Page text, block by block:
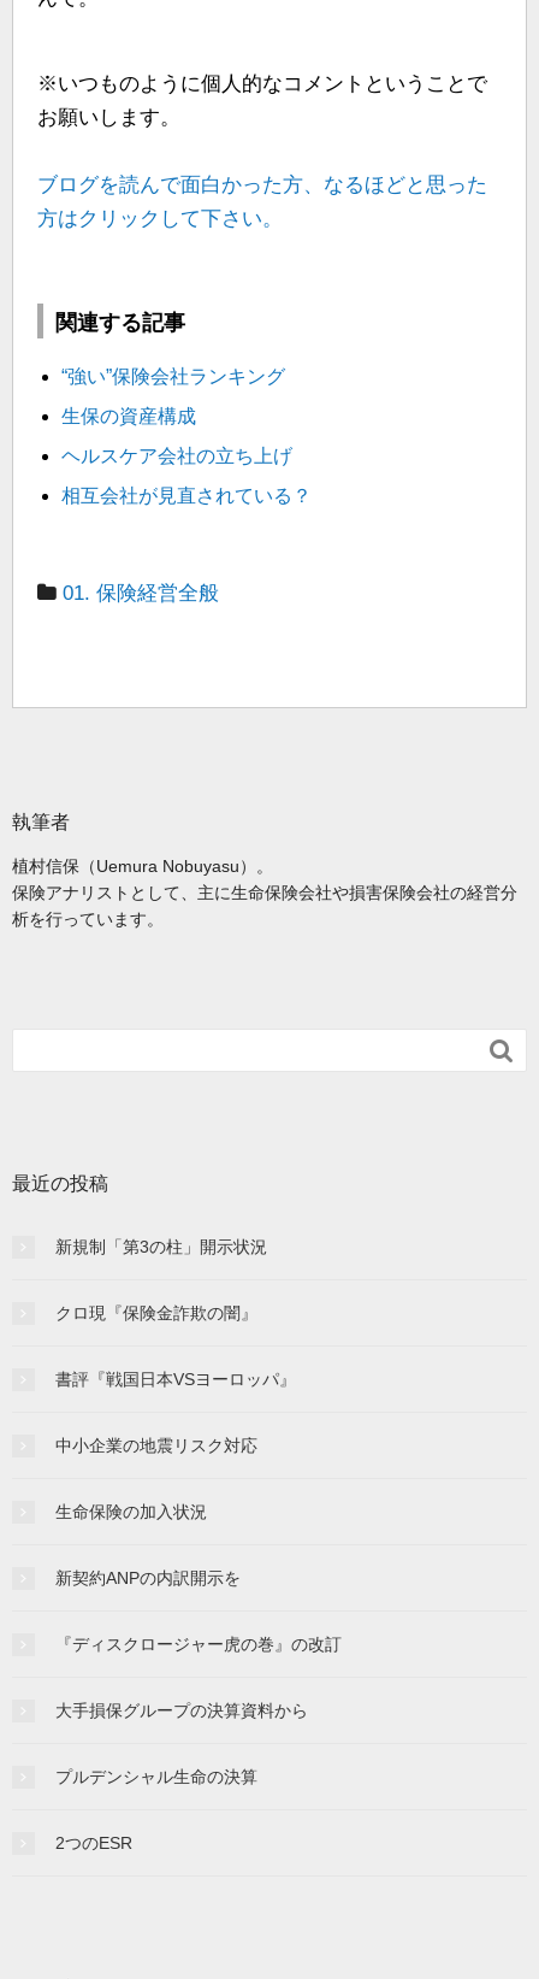
※いつものように個人的なコメントということで
お願いします。
ブログを読んで面白かった方、なるほどと思った
方はクリックして下さい。
関連する記事
“強い”保険会社ランキング
生保の資産構成
ヘルスケア会社の立ち上げ
相互会社が見直されている？
01. 保険経営全般
執筆者
植村信保（Uemura Nobuyasu）。
保険アナリストとして、主に生命保険会社や損害保険会社の経営分
析を行っています。

最近の投稿
新規制「第3の柱」開示状況
クロ現『保険金詐欺の闇』
書評『戦国日本VSヨーロッパ』
中小企業の地震リスク対応
生命保険の加入状況
新契約ANPの内訳開示を
『ディスクロージャー虎の巻』の改訂
大手損保グループの決算資料から
プルデンシャル生命の決算
2つのESR